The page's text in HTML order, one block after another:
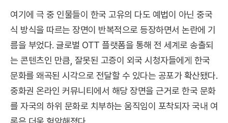
여기에 극 중 인물들이 한국 고유의 다도 예법이 아닌 중국
식 방식을 따르는 장면이 반복적으로 등장하면서 논란에 기
름을 부었다. 글로벌 OTT 플랫폼을 통해 전 세계로 송출되
는 콘텐츠인 만큼, 잘못된 고증이 외국 시청자들에게 한국
문화를 왜곡된 시각으로 전달할 수 있다는 공포가 확산됐다.
중화권 온라인 커뮤니티에서 해당 장면을 근거로 한국 문화
를 자국의 하위 문화로 치부하는 움직임이 포착되자 국내 여